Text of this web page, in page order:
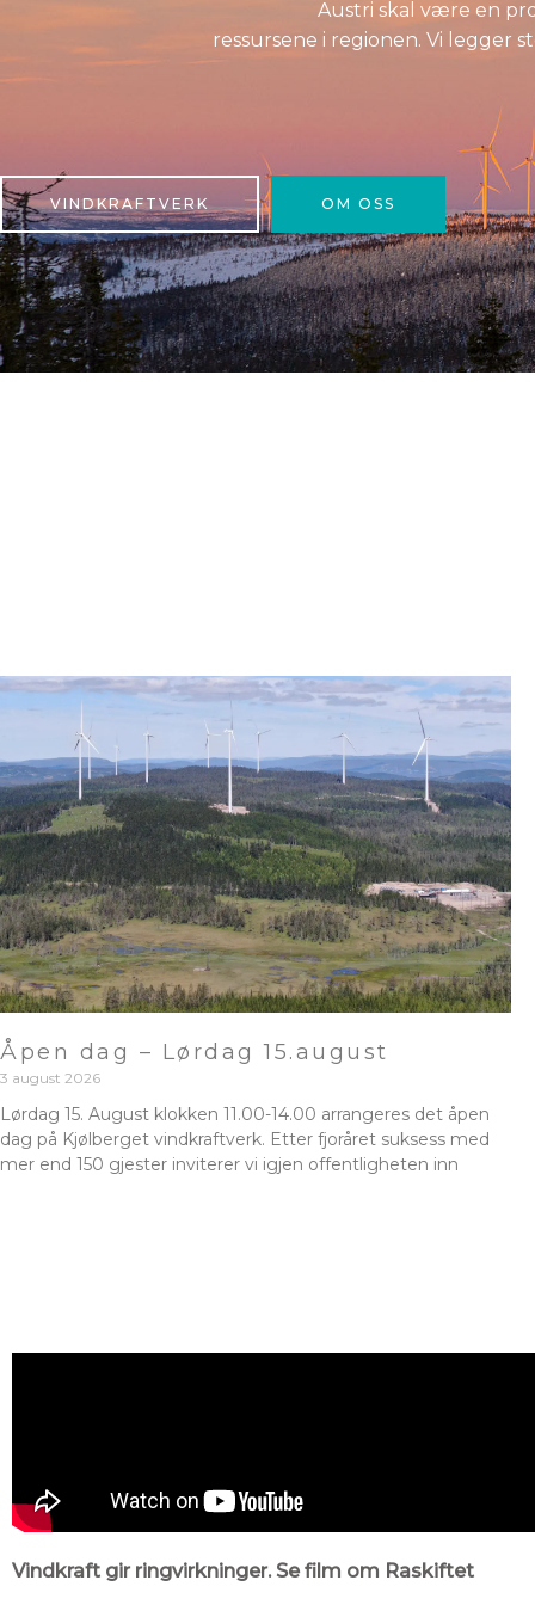
Austri skal være en
ressursene i regionen. Vi legger
VINDKRAFTVERK OM OSS
Åpen dag – Lørdag 15.august
3 august 2026
Lørdag 15. August klokken 11.00-14.00 arrangeres det åpen
dag på Kjølberget vindkraftverk. Etter fjoråret suksess med
mer end 150 gjester inviterer vi igjen offentligheten inn
Vindkraft gir ringvirkninger. Se film om Raskiftet